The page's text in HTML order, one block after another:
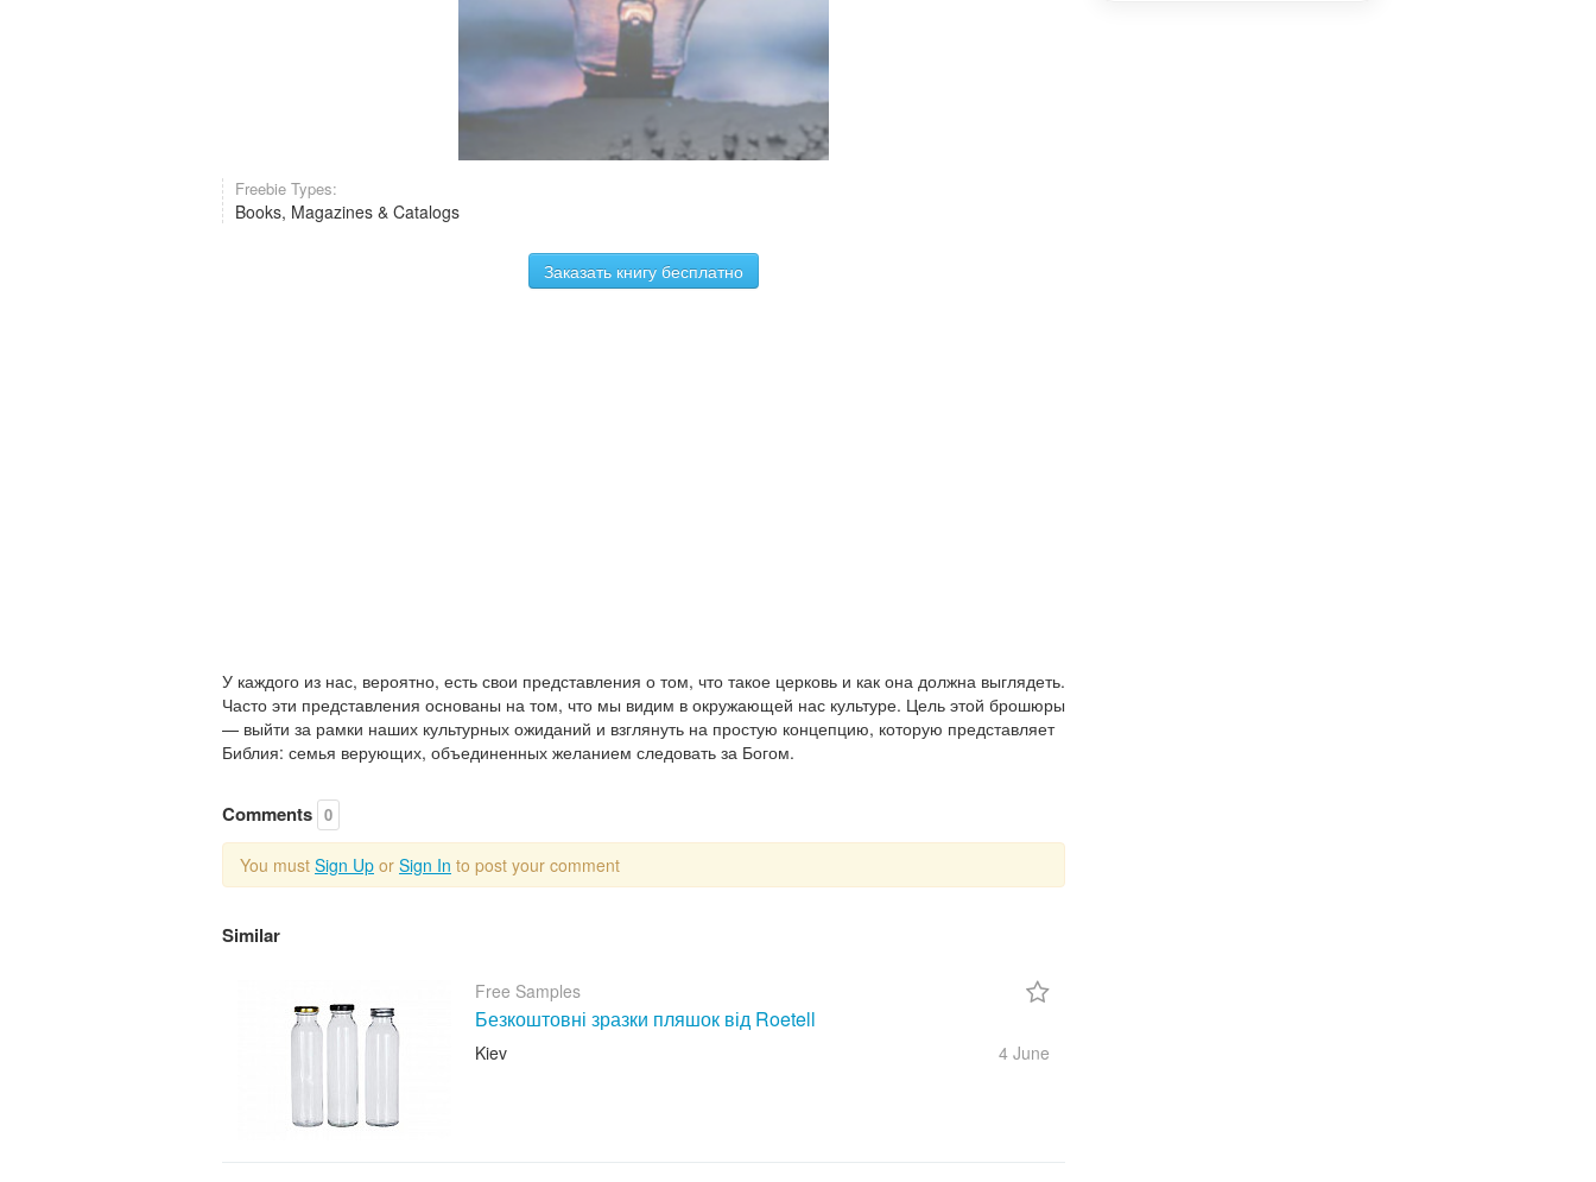
Freebie Types:
Books, Magazines & Catalogs
Заказать книгу бесплатно
У каждого из нас, вероятно, есть свои представления о том, что такое церковь и как она должна выглядеть.
Часто эти представления основаны на том, что мы видим в окружающей нас культуре. Цель этой брошюры
— выйти за рамки наших культурных ожиданий и взглянуть на простую концепцию, которую представляет
Библия: семья верующих, объединенных желанием следовать за Богом.
Comments 0
You must Sign Up or Sign In to post your comment
Similar
Free Samples
Безкоштовні зразки пляшок від Roetell
Kiev 4 June